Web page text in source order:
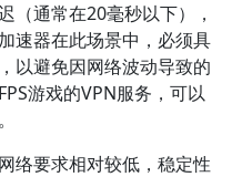
（通常在20毫秒以下），
速器在此场景中，必须具
以避免因网络波动导致的
游戏的VPN服务，可以
络要求相对较低，稳定性